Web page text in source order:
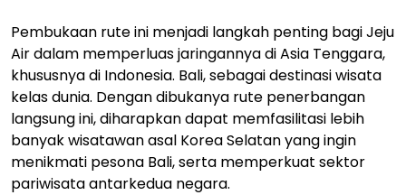
Pembukaan rute ini menjadi langkah penting bagi Jeju
Air dalam memperluas jaringannya di Asia Tenggara,
khususnya di Indonesia. Bali, sebagai destinasi wisata
kelas dunia. Dengan dibukanya rute penerbangan
langsung ini, diharapkan dapat memfasilitasi lebih
banyak wisatawan asal Korea Selatan yang ingin
menikmati pesona Bali, serta memperkuat sektor
pariwisata antarkedua negara.